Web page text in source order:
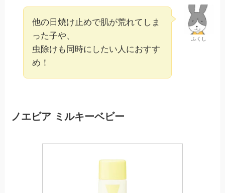
ふくし
他の日焼け止めで肌が荒れてしま
った子や、
虫除けも同時にしたい人におすす
め！
ノエビア ミルキーベビー